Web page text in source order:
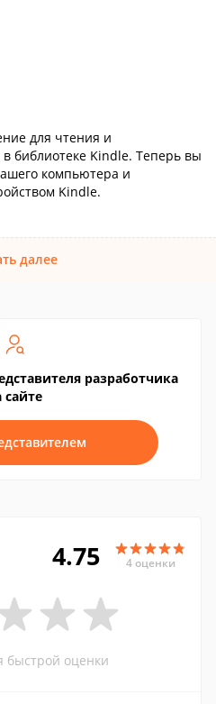
для чтения и
библиотеке Kindle. Теперь вы
компьютера и
Kindle.
далее
разработчика
сайте
4.75 4 оценки
быстрой оценки